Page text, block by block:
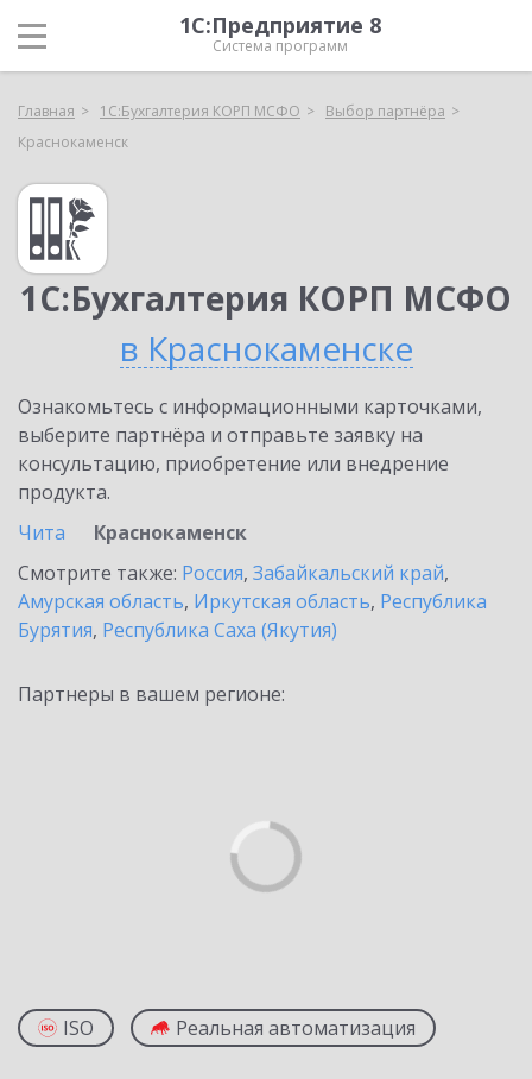
1С:Предприятие 8
Система программ
Главная 1С:Бухгалтерия КОРП МСФО
Выбор партнёра
Краснокаменск
1С:Бухгалтерия КОРП МСФО
в Краснокаменске
Ознакомьтесь с информационными карточками,
выберите партнёра и отправьте заявку на
консультацию, приобретение или внедрение
продукта.
Чита
Краснокаменск
Смотрите также: Россия, Забайкальский край,
Амурская область, Иркутская область, Республика
Бурятия, Республика Саха (Якутия)
Партнеры в вашем регионе:
ISO Реальная автоматизация